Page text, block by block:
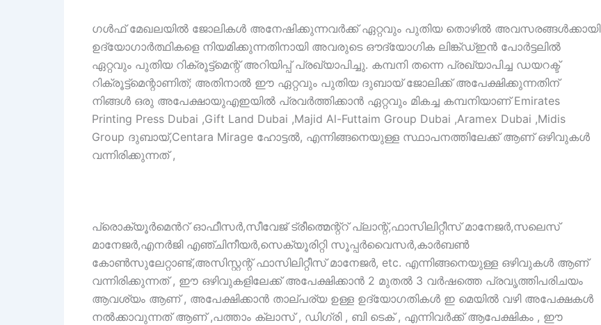
ഗൾഫ് മേഖലയിൽ ജോലികൾ അനേഷിക്കുന്നവർക്ക് ഏറ്റവും പുതിയ തൊഴിൽ അവസരങ്ങൾക്കായി
ഉദ്യോഗാർത്ഥികളെ നിയമിക്കുന്നതിനായി അവരുടെ ഔദ്യോഗിക ലിങ്ക്ഡ്ഇൻ പോർട്ടലിൽ
ഏറ്റവും പുതിയ റിക്രൂട്ട്‌മെന്റ് അറിയിപ്പ് പ്രഖ്യാപിച്ചു. കമ്പനി തന്നെ പ്രഖ്യാപിച്ച ഡയറക്ട്
റിക്രൂട്ട്‌മെന്റാണിത്; അതിനാൽ ഈ ഏറ്റവും പുതിയ ദുബായ് ജോലിക്ക് അപേക്ഷിക്കുന്നതിന്
നിങ്ങൾ ഒരു അപേക്ഷായുഎഇയിൽ പ്രവർത്തിക്കാൻ ഏറ്റവും മികച്ച കമ്പനിയാണ് Emirates
Printing Press Dubai ,Gift Land Dubai ,Majid Al-Futtaim Group Dubai ,Aramex Dubai ,Midis
Group ദുബായ്,Centara Mirage ഹോട്ടൽ, എന്നിങ്ങനെയുള്ള സ്ഥാപനത്തിലേക്ക് ആണ് ഒഴിവുകൾ
വന്നിരിക്കുന്നത് ,
പ്രൊക്യൂർമെൻറ് ഓഫീസർ,സീവേജ് ട്രീത്മെന്റ്റ് പ്ലാന്റ്,ഫാസിലിറ്റീസ് മാനേജർ,സലെസ്
മാനേജർ,എനർജി എഞ്ചിനീയർ,സെക്യൂരിറ്റി സൂപ്പർവൈസർ,കാർബൺ
കോൺസുലേറ്റാണ്ട്,അസിസ്റ്റന്റ് ഫാസിലിറ്റീസ് മാനേജർ, etc. എന്നിങ്ങനെയുള്ള ഒഴിവുകൾ ആണ്
വന്നിരിക്കുന്നത് , ഈ ഒഴിവുകളിലേക്ക് അപേക്ഷിക്കാൻ 2 മുതൽ 3 വർഷത്തെ പ്രവൃത്തിപരിചയം
ആവശ്യം ആണ് , അപേക്ഷിക്കാൻ താല്പര്യ ഉള്ള ഉദ്യോഗതികൾ ഇ മെയിൽ വഴി അപേക്ഷകൾ
നൽക്കാവുന്നത് ആണ് ,പത്താം ക്ലാസ് , ഡിഗ്രി , ബി ടെക് , എന്നിവർക്ക് ആപേക്ഷികം , ഈ